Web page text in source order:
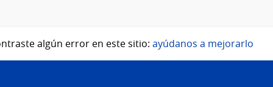
algún error en este sitio: ayúdanos a mejorarlo